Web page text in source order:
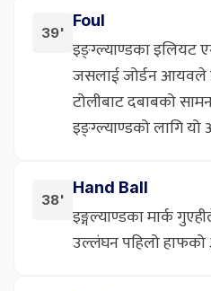
39'
Foul
इङ्ग्ल्याण्डका इलियट
जसलाई जोर्डन आयवले
टोलीबाट दबाबको
इङ्ग्ल्याण्डको लागि यो
38'
Hand Ball
इङ्गल्याण्डका मार्क
उल्लंघन पहिलो हाफको